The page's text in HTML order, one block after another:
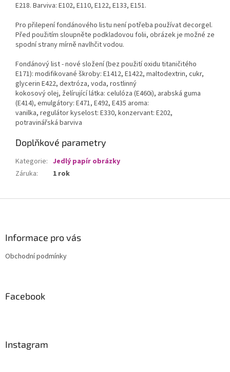
E218. Barviva: E102, E110, E122, E133, E151.
Pro přilepení fondánového listu není potřeba používat decorgel.
Před použitím sloupněte podkladovou folii, obrázek je možné ze
spodní strany mírně navlhčit vodou.
Fondánový list - nové složení (bez použití oxidu titaničitého
E171): modifikované škroby: E1412, E1422, maltodextrin, cukr,
glycerin E422, dextróza, voda, rostlinný
kokosový olej, želírující látka: celulóza (E460i), arabská guma
(E414), emulgátory: E471, E492, E435 aroma:
vanilka, regulátor kyselost: E330, konzervant: E202,
potravinářská barviva
Doplňkové parametry
Kategorie: Jedlý papír obrázky
Záruka: 1 rok
Informace pro vás
Obchodní podmínky
Facebook
Instagram